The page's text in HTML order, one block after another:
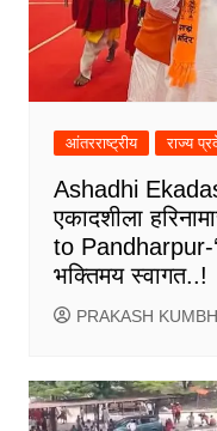
आंतरराष्ट्रीय राज्य
Ashadhi
एकादशीला
to Pandharpur-
भक्तिमय स्वागत..!
PRAKASH